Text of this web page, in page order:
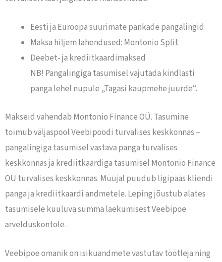
Eesti ja Euroopa suurimate pankade pangalingid
Maksa hiljem lahendused: Montonio Split
Deebet- ja krediitkaardimaksed
NB! Pangalingiga tasumisel vajutada kindlasti
panga lehel nupule „Tagasi kaupmehe juurde“.
Makseid vahendab Montonio Finance OÜ. Tasumine
toimub väljaspool Veebipoodi turvalises keskkonnas –
pangalingiga tasumisel vastava panga turvalises
keskkonnas ja krediitkaardiga tasumisel Montonio Finance
OÜ turvalises keskkonnas. Müüjal puudub ligipääs kliendi
panga ja krediitkaardi andmetele. Leping jõustub alates
tasumisele kuuluva summa laekumisest Veebipoe
arvelduskontole.
Veebipoe omanik on isikuandmete vastutav töötleja ning